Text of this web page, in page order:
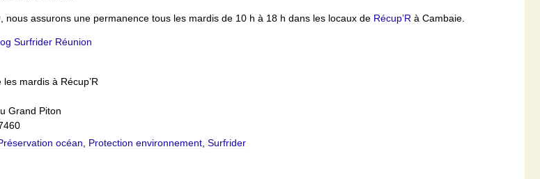
nous assurons une permanence tous les mardis de 10 h à 18 h dans les locaux de Récup’R à Cambaie.
Surfrider Réunion
les mardis à Récup’R
Grand Piton
océan, Protection environnement, Surfrider